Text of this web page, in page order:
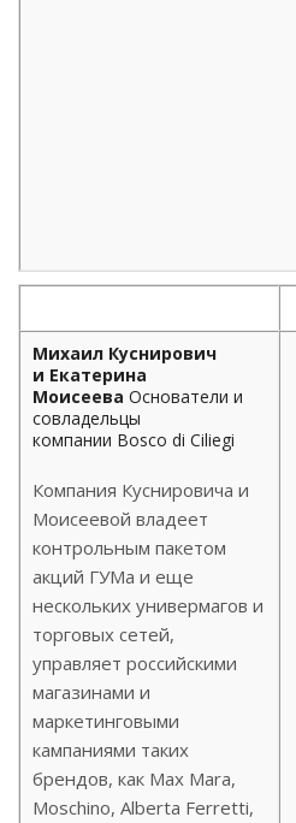
Михаил Куснирович
и Екатерина
Моисеева Основатели и
совладельцы
компании Bosco di Ciliegi
Компания Куснировича и
Моисеевой владеет
контрольным пакетом
акций ГУМа и еще
нескольких универмагов и
торговых сетей,
управляет российскими
магазинами и
маркетинговыми
кампаниями таких
брендов, как Max Mara,
Moschino, Alberta Ferretti,